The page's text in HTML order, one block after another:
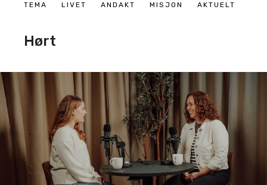
TEMA LIVET ANDAKT MISJON AKTUELT
Hørt